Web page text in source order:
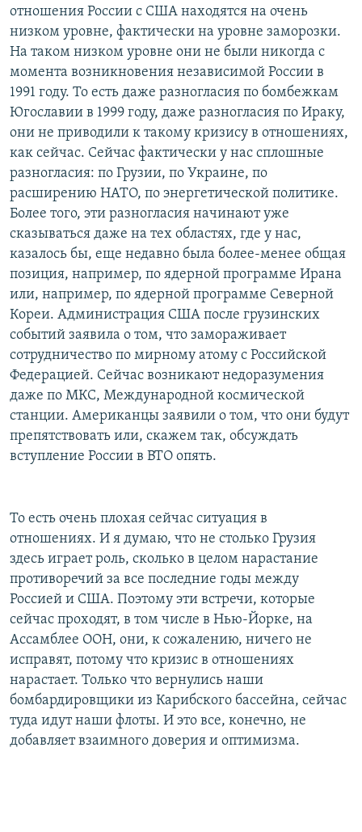
отношения России с США находятся на очень
низком уровне, фактически на уровне заморозки.
На таком низком уровне они не были никогда с
момента возникновения независимой России в
1991 году. То есть даже разногласия по бомбежкам
Югославии в 1999 году, даже разногласия по Ираку,
они не приводили к такому кризису в отношениях,
как сейчас. Сейчас фактически у нас сплошные
разногласия: по Грузии, по Украине, по
расширению НАТО, по энергетической политике.
Более того, эти разногласия начинают уже
сказываться даже на тех областях, где у нас,
казалось бы, еще недавно была более-менее общая
позиция, например, по ядерной программе Ирана
или, например, по ядерной программе Северной
Кореи. Администрация США после грузинских
событий заявила о том, что замораживает
сотрудничество по мирному атому с Российской
Федерацией. Сейчас возникают недоразумения
даже по МКС, Международной космической
станции. Американцы заявили о том, что они будут
препятствовать или, скажем так, обсуждать
вступление России в ВТО опять.
То есть очень плохая сейчас ситуация в
отношениях. И я думаю, что не столько Грузия
здесь играет роль, сколько в целом нарастание
противоречий за все последние годы между
Россией и США. Поэтому эти встречи, которые
сейчас проходят, в том числе в Нью-Йорке, на
Ассамблее ООН, они, к сожалению, ничего не
исправят, потому что кризис в отношениях
нарастает. Только что вернулись наши
бомбардировщики из Карибского бассейна, сейчас
туда идут наши флоты. И это все, конечно, не
добавляет взаимного доверия и оптимизма.